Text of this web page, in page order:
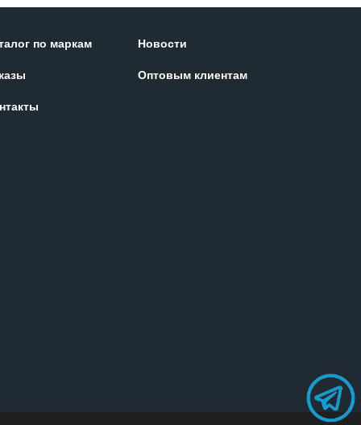
по маркам
Новости
Оптовым клиентам